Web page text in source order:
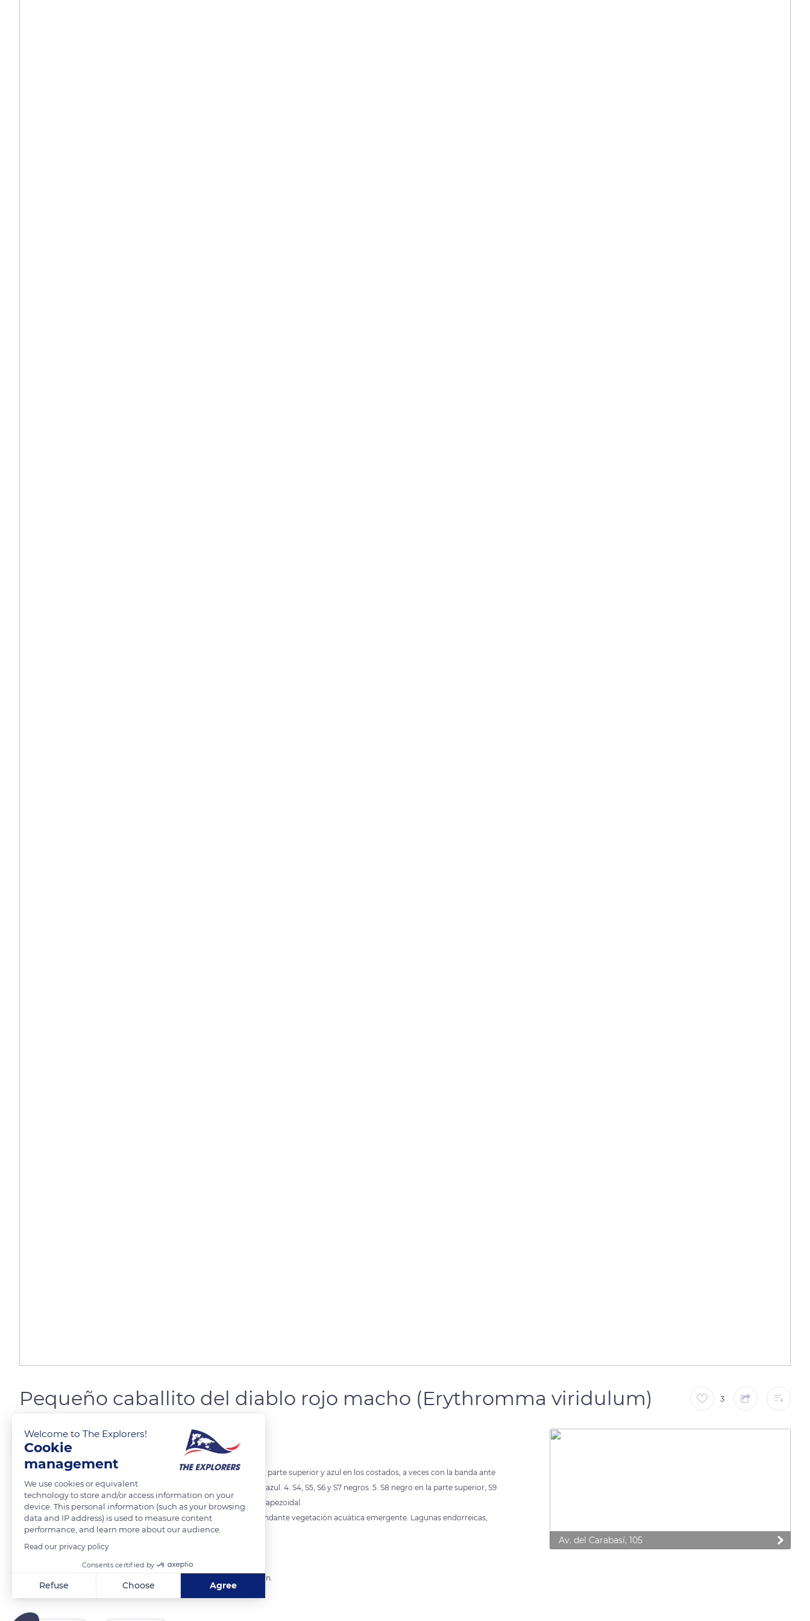
Pequeño caballito del diablo rojo macho (Erythromma viridulum) 3
Gabriel Bienzobas
Macho: 1. Parte superior de los ojos de color rojo. 2. Tórax negro en la parte superior y azul en los costados, a veces con la banda ante
humeral de color dorado. 3. S1, S2 y S3, parte superior negra y lateral azul. 4. S4, S5, S6 y S7 negros. 5. S8 negro en la parte superior, S9
azul y S10 azul con una “x“ negra. 6. Pterostigma claro y con forma trapezoidal.
Donde vive: Prefiere aguas abiertas, soleadas y estancadas, con abundante vegetación acuática emergente. Lagunas endorreicas,
embalses, estanques artificiales, graveras y canteras anegadas.
Distribución de Erythromma viridulum
Europa central y meridional; Norte de África; Asia hasta el Turquestán.
Av. del Carabasí, 105
Welcome to The Explorers!
Cookie
management
We use cookies or equivalent
technology to store and/or access information on your
device. This personal information (such as your browsing
data and IP address) is used to measure content
performance, and learn more about our audience.
Read our privacy policy
Consents certified by
Refuse Choose Agree